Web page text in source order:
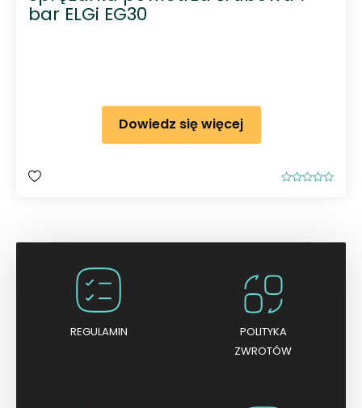
bar ELGi EG30
n
a
5
Dowiedz się więcej
REGULAMIN
POLITYKA
ZWROTÓW